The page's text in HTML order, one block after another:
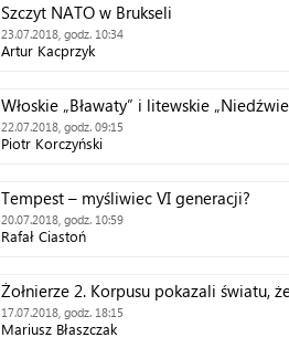
Szczyt NATO w Brukseli
23.07.2018, godz. 10:34
Artur Kacprzyk
Włoskie „Bławaty” i litewskie
22.07.2018, godz. 09:15
Piotr Korczyński
Tempest – myśliwiec VI generacji?
20.07.2018, godz. 10:59
Rafał Ciastoń
Żołnierze 2. Korpusu pokazali światu,
17.07.2018, godz. 18:15
Mariusz Błaszczak